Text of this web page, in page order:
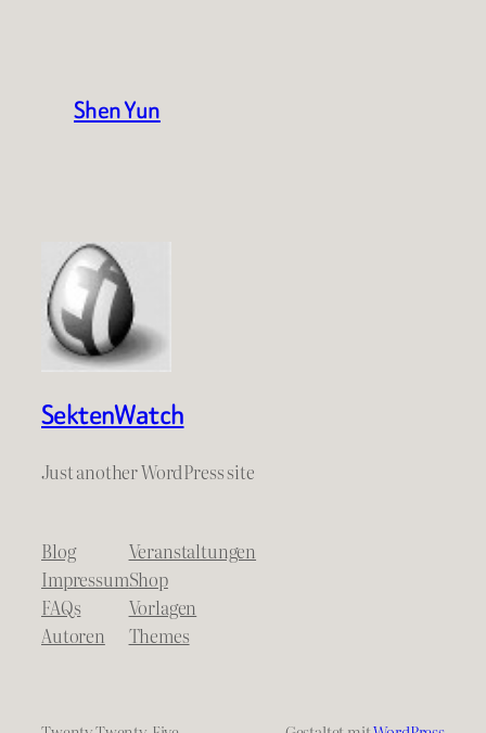
Shen Yun
SektenWatch
Just another WordPress site
Blog
Impressum
FAQs
Autoren
Veranstaltungen
Shop
Vorlagen
Themes